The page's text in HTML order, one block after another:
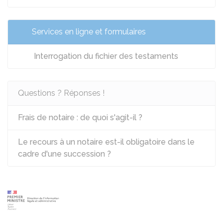
Services en ligne et formulaires
Interrogation du fichier des testaments
Questions ? Réponses !
Frais de notaire : de quoi s'agit-il ?
Le recours à un notaire est-il obligatoire dans le
cadre d'une succession ?